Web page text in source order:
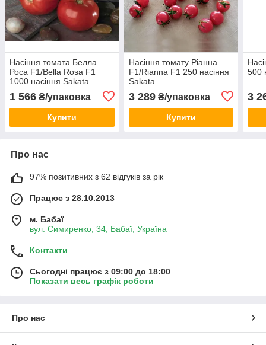
Насіння томата Белла
Роса F1/Bella Rosa F1
1000 насіння Sakata
1 566 ₴/упаковка
Купити
Насіння томату Ріанна
F1/Rianna F1 250 насіння
Sakata
3 289₴/упаковка
Купити
500
3
Про нас
97% позитивних з 62 відгуків за рік
Працює з 28.10.2013
м. Бабаї
вул. Симиренко, 34, Бабаї, Україна
Контакти
Сьогодні працює з 09:00 до 18:00
Показати весь графік роботи
Про нас